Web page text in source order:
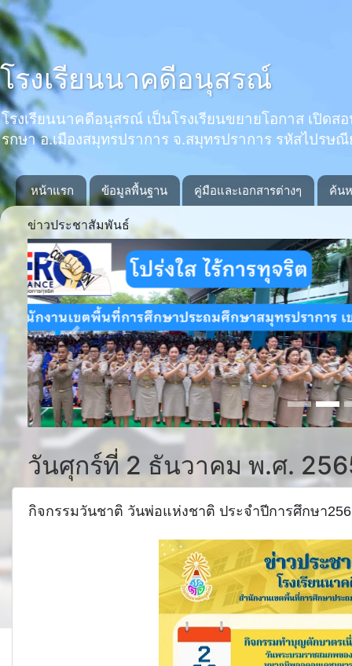
โรงเรียนนาคดีอนุสรณ์
โรงเรียนนาคดีอนุสรณ์ เป็นโรงเรียนขยายโอกาส เปิ
รกษา อ.เมืองสมุทรปราการ จ.สมุทรปราการ รหัสไปรษ
หน้าแรก ข้อมูลพื้นฐาน คู่มือและเอกสารต่างๆ ค้น
ข่าวประชาสัมพันธ์
Previous
วันศุกร์ที่ 2 ธันวาคม พ.ศ.
กิจกรรมวันชาติ วันพ่อแห่งชาติ ประจำปีการศึกษา